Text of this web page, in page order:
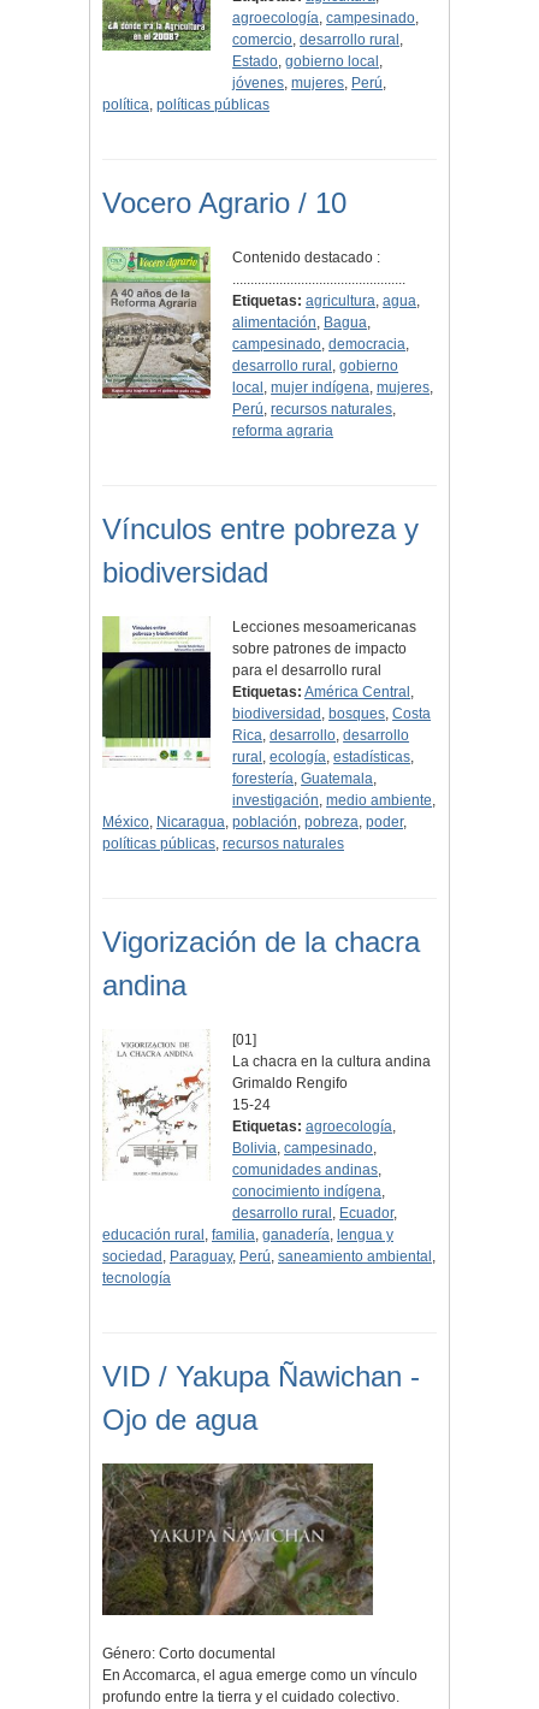
agroecología,campesinado,
comercio,desarrollo rural ,
Estado,gobierno local ,
jóvenes,mujeres, Perú,
política, políticas públicas
Vocero Agrario / 10
Contenido destacado :
................................................
Etiquetas: agricultura,agua,
alimentación, Bagua,
campesinado,democracia,
desarrollo rural ,gobierno
local ,mujer indígena,mujeres,
Perú,recursos naturales,
reforma agraria
Vínculos entre pobreza y
biodiversidad
Lecciones mesoamericanas
sobre patrones de impacto
para el desarrollo rural
Etiquetas: América Central ,
biodiversidad , bosques,Costa
Rica,desarrollo,desarrollo
rural ,ecología,estadísticas,
forestería,Guatemala,
investigación,medio ambiente,
México, Nicaragua, población, pobreza, poder,
políticas públicas, recursos naturales
Vigorización de la chacra
andina
[01]
La chacra en la cultura andina
Grimaldo Rengifo
15-24
Etiquetas: agroecología,
Bolivia,campesinado,
comunidades andinas,
conocimiento indígena,
desarrollo rural , Ecuador,
educación rural , familia, ganadería, lengua y
sociedad , Paraguay, Perú, saneamiento ambiental ,
tecnología
VID / Yakupa Ñawichan -
Ojo de agua
Género: Corto documental
En Accomarca, el agua emerge como un vínculo
profundo entre la tierra y el cuidado colectivo.